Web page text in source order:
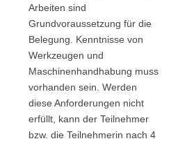
Arbeiten sind
Grundvoraussetzung für die
Belegung. Kenntnisse von
Werkzeugen und
Maschinenhandhabung muss
vorhanden sein. Werden
diese Anforderungen nicht
erfüllt, kann der Teilnehmer
bzw. die Teilnehmerin nach 4